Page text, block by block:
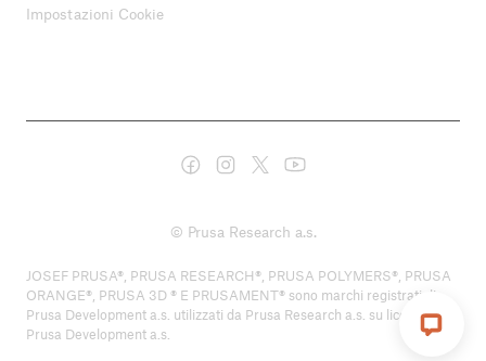
Impostazioni Cookie
© Prusa Research a.s.
JOSEF PRUSA®, PRUSA RESEARCH®, PRUSA POLYMERS®, PRUSA
ORANGE®, PRUSA 3D ® E PRUSAMENT® sono marchi registrati di
Prusa Development a.s. utilizzati da Prusa Research a.s. su licenza di
Prusa Development a.s.